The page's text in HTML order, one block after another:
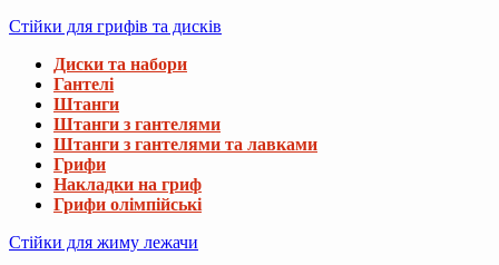
Стійки для грифів та дисків
Диски та набори
Гантелі
Штанги
Штанги з гантелями
Штанги з гантелями та лавками
Грифи
Накладки на гриф
Грифи олімпійські
Стійки для жиму лежачи